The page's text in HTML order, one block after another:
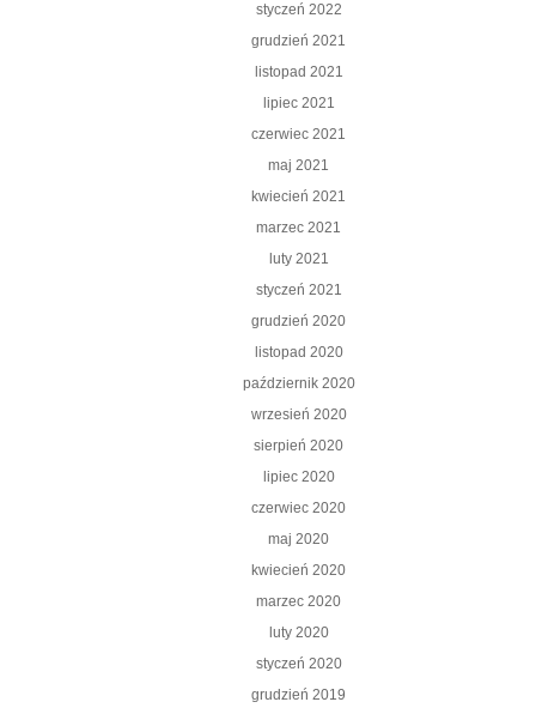
styczeń 2022
grudzień 2021
listopad 2021
lipiec 2021
czerwiec 2021
maj 2021
kwiecień 2021
marzec 2021
luty 2021
styczeń 2021
grudzień 2020
listopad 2020
październik 2020
wrzesień 2020
sierpień 2020
lipiec 2020
czerwiec 2020
maj 2020
kwiecień 2020
marzec 2020
luty 2020
styczeń 2020
grudzień 2019